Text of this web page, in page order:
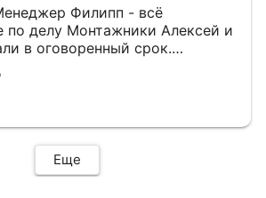
Филипп - всё
по делу Монтажники Алексей и
в оговоренный срок.
старую дверь и установили
за час Быстро и качественно
Всем большое спасибо
Еще